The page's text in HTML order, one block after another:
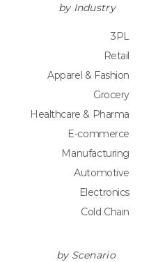
by Industry
3PL
Retail
Apparel & Fashion
Grocery
Healthcare & Pharma
E-commerce
Manufacturing
Automotive
Electronics
Cold Chain
by Scenario